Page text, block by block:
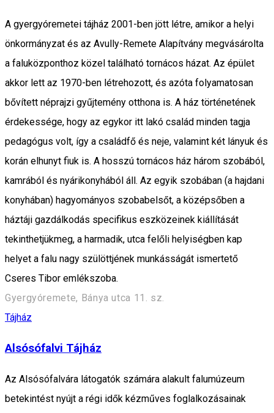
A gyergyóremetei tájház 2001-ben jött létre, amikor a helyi
önkormányzat és az Avully-Remete Alapítvány megvásárolta
a faluközponthoz közel található tornácos házat. Az épület
akkor lett az 1970-ben létrehozott, és azóta folyamatosan
bővített néprajzi gyűjtemény otthona is. A ház történetének
érdekessége, hogy az egykor itt lakó család minden tagja
pedagógus volt, így a családfő és neje, valamint két lányuk és
korán elhunyt fiuk is. A hosszú tornácos ház három szobából,
kamrából és nyárikonyhából áll. Az egyik szobában (a hajdani
konyhában) hagyományos szobabelsőt, a középsőben a
háztáji gazdálkodás specifikus eszközeinek kiállítását
tekinthetjükmeg, a harmadik, utca felőli helyiségben kap
helyet a falu nagy szülöttjének munkásságát ismertető
Cseres Tibor emlékszoba.
Gyergyóremete, Bánya utca 11. sz.
Tájház
Alsósófalvi Tájház
Az Alsósófalvára látogatók számára alakult falumúzeum
betekintést nyújt a régi idők kézműves foglalkozásainak